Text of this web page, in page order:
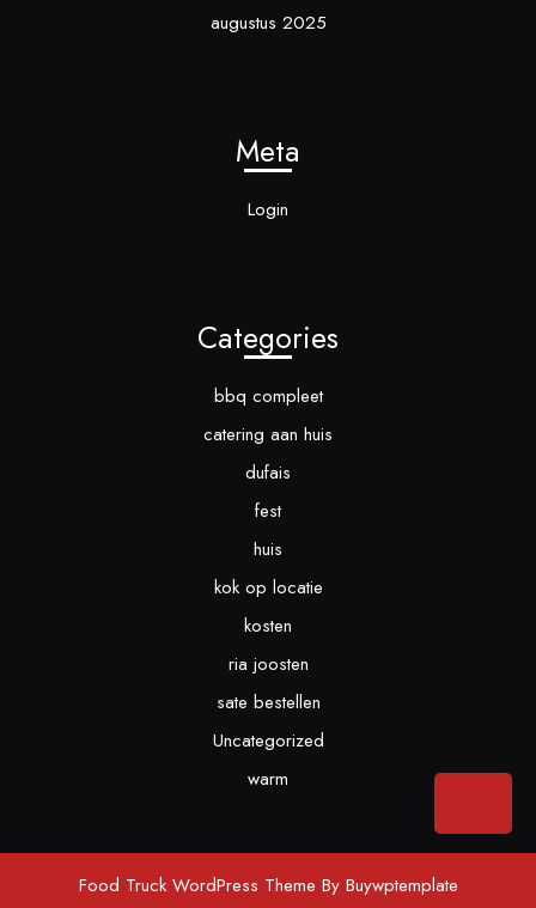
to
augustus 2025
Meta
Login
Categories
bbq compleet
catering aan huis
dufais
fest
huis
kok op locatie
kosten
ria joosten
sate bestellen
Uncategorized
warm
Food Truck WordPress Theme By Buywptemplate